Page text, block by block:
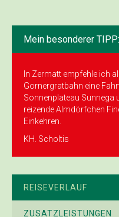
Mein besonderer TIPP:
In Zermatt empfehle ich
Gornergratbahn eine
Sonnenplateau Sunnega
reizende Almdörfchen
Einkehren.
KH. Scholtis
REISEVERLAUF
ZUSATZLEISTUNGEN